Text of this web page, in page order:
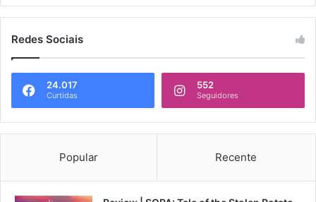
Redes Sociais
24.017
Curtidas
552
Seguidores
Popular Recente